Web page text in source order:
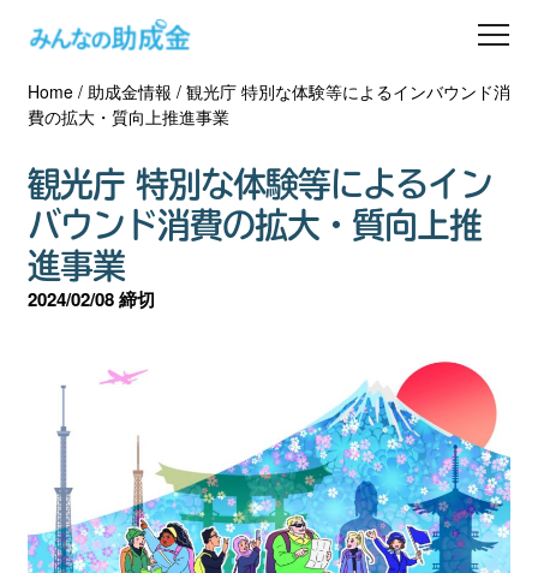
助成金を探す
士業の方へ
助成金コラム
専門家一覧
ダウンロード
会員登録
ログイン
Home/ 助成金情報 / 観光庁 特別な体験等によるインバウンド消
費の拡大・質向上推進事業
観光庁 特別な体験等によるイン
バウンド消費の拡大・質向上推
進事業
2024/02/08 締切